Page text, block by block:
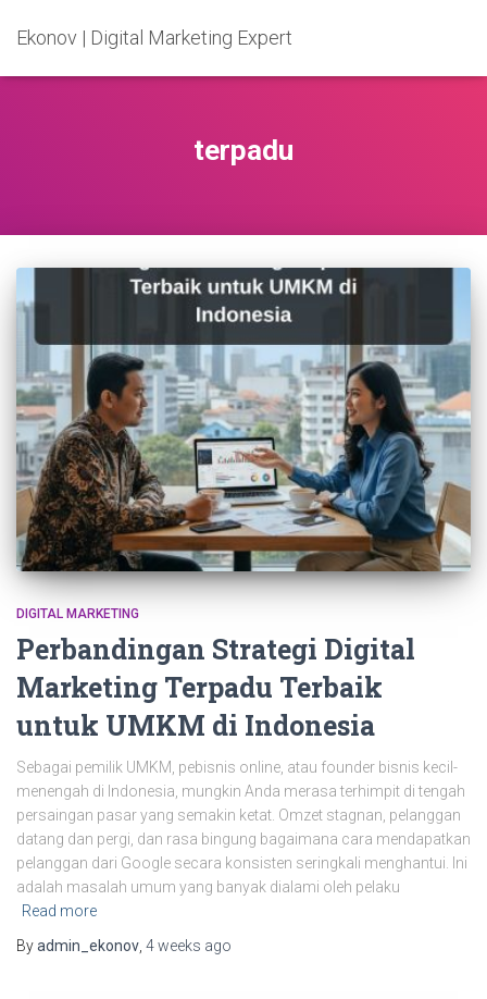
Ekonov | Digital Marketing Expert
terpadu
DIGITAL MARKETING
Perbandingan Strategi Digital
Marketing Terpadu Terbaik
untuk UMKM di Indonesia
Sebagai pemilik UMKM, pebisnis online, atau founder bisnis kecil-
menengah di Indonesia, mungkin Anda merasa terhimpit di tengah
persaingan pasar yang semakin ketat. Omzet stagnan, pelanggan
datang dan pergi, dan rasa bingung bagaimana cara mendapatkan
pelanggan dari Google secara konsisten seringkali menghantui. Ini
adalah masalah umum yang banyak dialami oleh pelaku
Read more
Byadmin_ekonov 4 weeks ago